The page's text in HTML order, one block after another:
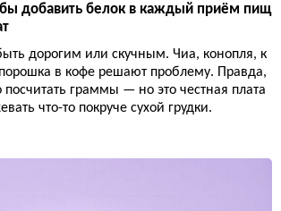
добавить белок в каждый приём пищ
дорогим или скучным. Чиа, конопля, к
в кофе решают проблему. Правда,
посчитать граммы — но это честная плата
что-то покруче сухой грудки.